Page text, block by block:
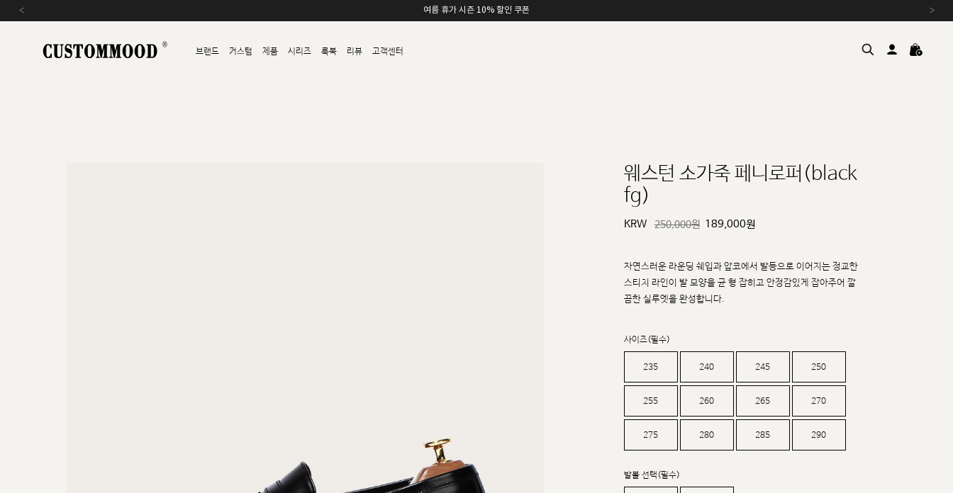
여름 휴가 시즌 10% 할인 쿠폰
‹ ›
브랜드 커스텀 제품 시리즈 룩북 리뷰 고객센터
웨스턴 소가죽 페니로퍼(black
fg)
KRW 250,000원 189,000원
자연스러운 라운딩 쉐입과 앞코에서 발등으로 이어지는 정교한
스티치 라인이 발 모양을 균 형 잡히고 안정감있게 잡아주어 깔
끔한 실루엣을 완성합니다.
사이즈(필수)
235 240 245 250
255 260 265 270
275 280 285 290
발볼 선택(필수)